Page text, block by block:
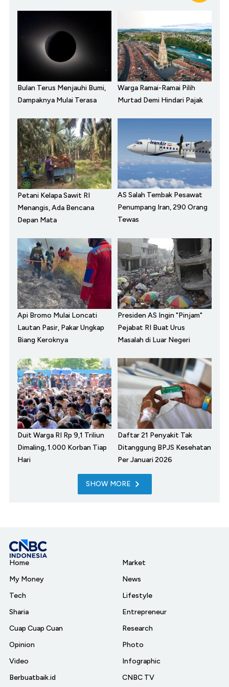
Bulan Terus Menjauhi Bumi,
Dampaknya Mulai Terasa
Warga Ramai-Ramai Pilih
Murtad Demi Hindari Pajak
Petani Kelapa Sawit RI
Menangis, Ada Bencana
Depan Mata
AS Salah Tembak Pesawat
Penumpang Iran, 290 Orang
Tewas
Api Bromo Mulai Loncati
Lautan Pasir, Pakar Ungkap
Biang Keroknya
Presiden AS Ingin "Pinjam"
Pejabat RI Buat Urus
Masalah di Luar Negeri
Duit Warga RI Rp 9,1 Triliun
Dimaling, 1.000 Korban Tiap
Hari
Daftar 21 Penyakit Tak
Ditanggung BPJS Kesehatan
Per Januari 2026
SHOW MORE
Home
My Money
Tech
Sharia
Cuap Cuap Cuan
Opinion
Video
Berbuatbaik.id
Market
News
Lifestyle
Entrepreneur
Research
Photo
Infographic
CNBC TV